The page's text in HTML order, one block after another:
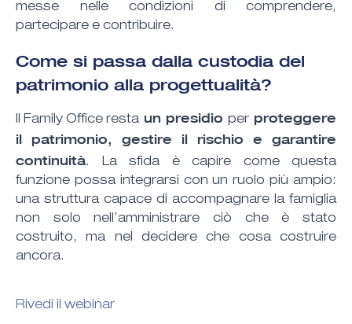
messe nelle condizioni di comprendere,
partecipare e contribuire.
Come si passa dalla custodia del
patrimonio alla progettualità?
Il Family Office resta un presidio per proteggere
il patrimonio, gestire il rischio e garantire
continuità. La sfida è capire come questa
funzione possa integrarsi con un ruolo più ampio:
una struttura capace di accompagnare la famiglia
non solo nell’amministrare ciò che è stato
costruito, ma nel decidere che cosa costruire
ancora.
Rivedi il webinar